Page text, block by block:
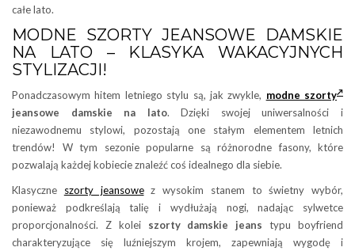
całe lato.
MODNE SZORTY JEANSOWE DAMSKIE
NA LATO – KLASYKA WAKACYJNYCH
STYLIZACJI!
Ponadczasowym hitem letniego stylu są, jak zwykle, modne szorty
jeansowe damskie na lato. Dzięki swojej uniwersalności i
niezawodnemu stylowi, pozostają one stałym elementem letnich
trendów! W tym sezonie popularne są różnorodne fasony, które
pozwalają każdej kobiecie znaleźć coś idealnego dla siebie.
Klasyczne szorty jeansowez wysokim stanem to świetny wybór,
ponieważ podkreślają talię i wydłużają nogi, nadając sylwetce
proporcjonalności. Z kolei szorty damskie jeans typu boyfriend
charakteryzujące się luźniejszym krojem, zapewniają wygodę i